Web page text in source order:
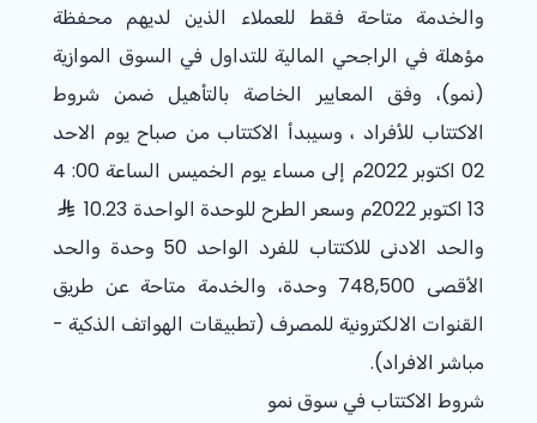
والخدمة متاحة فقط للعملاء الذين لديهم محفظة
مؤهلة في الراجحي المالية للتداول في السوق الموازية
(نمو)، وفق المعايير الخاصة بالتأهيل ضمن شروط
الاكتتاب للأفراد ، وسيبدأ الاكتتاب من صباح يوم الاحد
02 اكتوبر 2022م إلى مساء يوم الخميس الساعة 00: 4
13 اكتوبر 2022م وسعر الطرح للوحدة الواحدة 10.23
والحد الادنى للاكتتاب للفرد الواحد 50 وحدة والحد
الأقصى 748,500 وحدة، والخدمة متاحة عن طريق
القنوات الالكترونية للمصرف (تطبيقات الهواتف الذكية -
مباشر الافراد).
شروط الاكتتاب في سوق نمو